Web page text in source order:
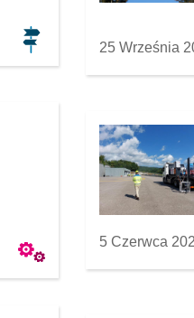
25 Września
5 Czerwca